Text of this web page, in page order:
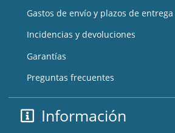
Gastos de envío y plazos de entrega
Incidencias y devoluciones
Garantías
Preguntas frecuentes
Información